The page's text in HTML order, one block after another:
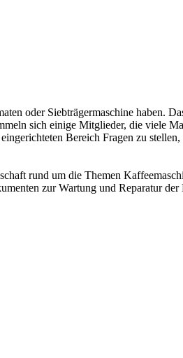
oder Siebträgermaschine haben.
sich einige Mitglieder, die viele
Bereich Fragen zu stellen,
rund um die Themen
zur Wartung und Reparatur der